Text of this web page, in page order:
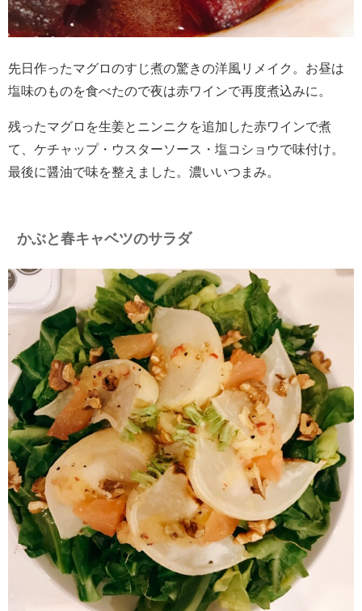
先日作ったマグロのすじ煮の驚きの洋風リメイク。お昼は
塩味のものを食べたので夜は赤ワインで再度煮込みに。
残ったマグロを生姜とニンニクを追加した赤ワインで煮
て、ケチャップ・ウスターソース・塩コショウで味付け。
最後に醤油で味を整えました。濃いいつまみ。
かぶと春キャベツのサラダ